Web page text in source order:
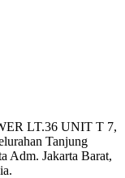
LT.36 UNIT T 7,
Tanjung
Adm. Jakarta Barat,